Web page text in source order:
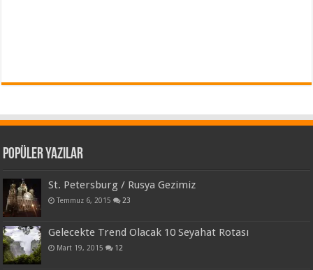
Popüler Yazılar
St. Petersburg / Rusya Gezimiz
Temmuz 6, 2015 23
Gelecekte Trend Olacak 10 Seyahat Rotası
Mart 19, 2015 12